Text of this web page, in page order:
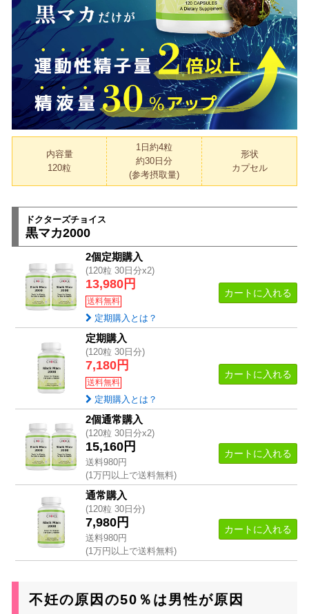
内容量
120粒
1日約4粒
約30日分
(参考摂取量)
形状
カプセル
ドクターズチョイス
黒マカ2000
2個定期購入
(120粒 30日分x2)
13,980円
送料無料
カートに入れる
定期購入とは？
定期購入
(120粒 30日分)
7,180円
送料無料
カートに入れる
定期購入とは？
2個通常購入
(120粒 30日分x2)
15,160円
送料980円
(1万円以上で送料無料)
カートに入れる
通常購入
(120粒 30日分)
7,980円
送料980円
(1万円以上で送料無料)
カートに入れる
不妊の原因の50％は男性が原因